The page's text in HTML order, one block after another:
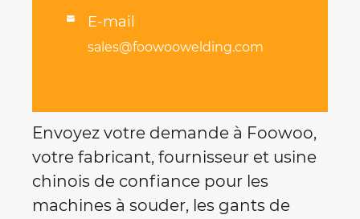
 E-mail
sales@foowoowelding.com
Envoyez votre demande à Foowoo,
votre fabricant, fournisseur et usine
chinois de confiance pour les
machines à souder, les gants de